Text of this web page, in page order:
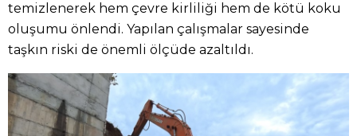
temizlenerek hem çevre kirliliği hem de kötü koku
oluşumu önlendi. Yapılan çalışmalar sayesinde
taşkın riski de önemli ölçüde azaltıldı.